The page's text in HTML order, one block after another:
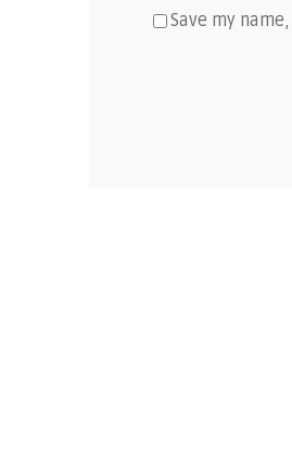
Save my